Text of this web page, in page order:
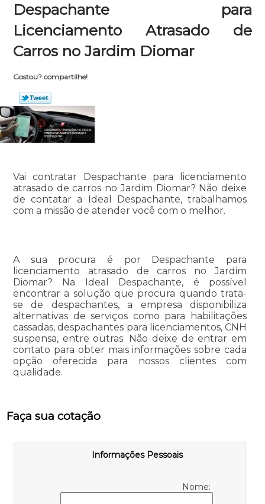
Despachante para
Licenciamento Atrasado de
Carros no Jardim Diomar
Gostou? compartilhe!
Vai contratar Despachante para licenciamento
atrasado de carros no Jardim Diomar? Não deixe
de contatar a Ideal Despachante, trabalhamos
com a missão de atender você com o melhor.
A sua procura é por Despachante para
licenciamento atrasado de carros no Jardim
Diomar? Na Ideal Despachante, é possível
encontrar a solução que procura quando trata-
se de despachantes, a empresa disponibiliza
alternativas de serviços como para habilitações
cassadas, despachantes para licenciamentos, CNH
suspensa, entre outras. Não deixe de entrar em
contato para obter mais informações sobre cada
opção oferecida para nossos clientes com
qualidade.
Faça sua cotação
Informações Pessoais
Nome: